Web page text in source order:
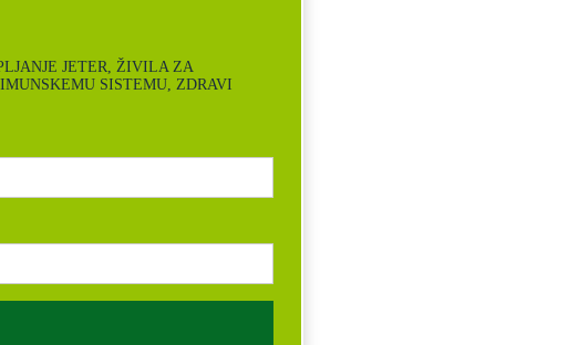
JETER, ŽIVILA ZA
SISTEMU, ZDRAVI